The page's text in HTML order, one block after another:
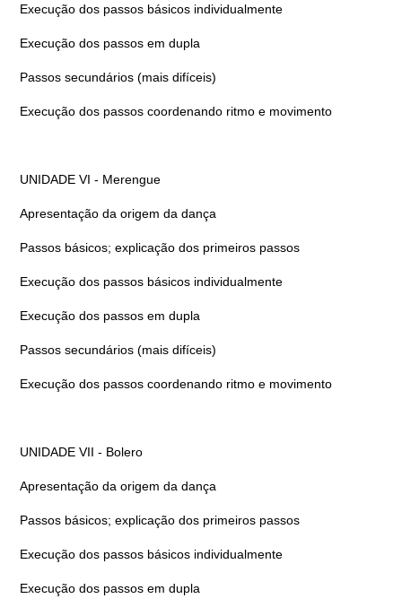
Execução dos passos básicos individualmente
Execução dos passos em dupla
Passos secundários (mais difíceis)
Execução dos passos coordenando ritmo e movimento
UNIDADE VI - Merengue
Apresentação da origem da dança
Passos básicos; explicação dos primeiros passos
Execução dos passos básicos individualmente
Execução dos passos em dupla
Passos secundários (mais difíceis)
Execução dos passos coordenando ritmo e movimento
UNIDADE VII - Bolero
Apresentação da origem da dança
Passos básicos; explicação dos primeiros passos
Execução dos passos básicos individualmente
Execução dos passos em dupla